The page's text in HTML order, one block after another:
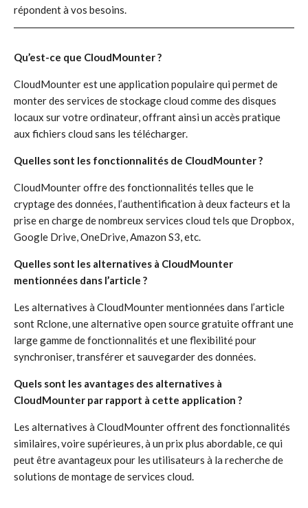
répondent à vos besoins.
Qu’est-ce que CloudMounter ?
CloudMounter est une application populaire qui permet de
monter des services de stockage cloud comme des disques
locaux sur votre ordinateur, offrant ainsi un accès pratique
aux fichiers cloud sans les télécharger.
Quelles sont les fonctionnalités de CloudMounter ?
CloudMounter offre des fonctionnalités telles que le
cryptage des données, l’authentification à deux facteurs et la
prise en charge de nombreux services cloud tels que Dropbox,
Google Drive, OneDrive, Amazon S3, etc.
Quelles sont les alternatives à CloudMounter
mentionnées dans l’article ?
Les alternatives à CloudMounter mentionnées dans l’article
sont Rclone, une alternative open source gratuite offrant une
large gamme de fonctionnalités et une flexibilité pour
synchroniser, transférer et sauvegarder des données.
Quels sont les avantages des alternatives à
CloudMounter par rapport à cette application ?
Les alternatives à CloudMounter offrent des fonctionnalités
similaires, voire supérieures, à un prix plus abordable, ce qui
peut être avantageux pour les utilisateurs à la recherche de
solutions de montage de services cloud.